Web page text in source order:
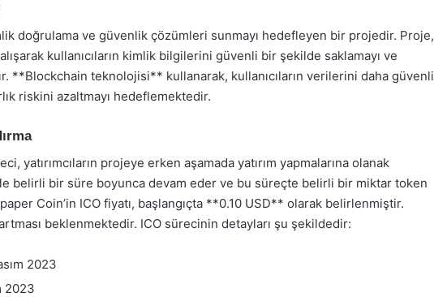
doğrulama ve güvenlik çözümleri sunmayı hedefleyen bir projedir. Proje,
kullanıcıların kimlik bilgilerini güvenli bir şekilde saklamayı ve
**Blockchain teknolojisi** kullanarak, kullanıcıların verilerini daha güvenli
riskini azaltmayı hedeflemektedir.
yatırımcıların projeye erken aşamada yatırım yapmalarına olanak
belirli bir süre boyunca devam eder ve bu süreçte belirli bir miktar token
Coin’in ICO fiyatı, başlangıçta **0.10 USD** olarak belirlenmiştir.
beklenmektedir. ICO sürecinin detayları şu şekildedir:
2023
2023